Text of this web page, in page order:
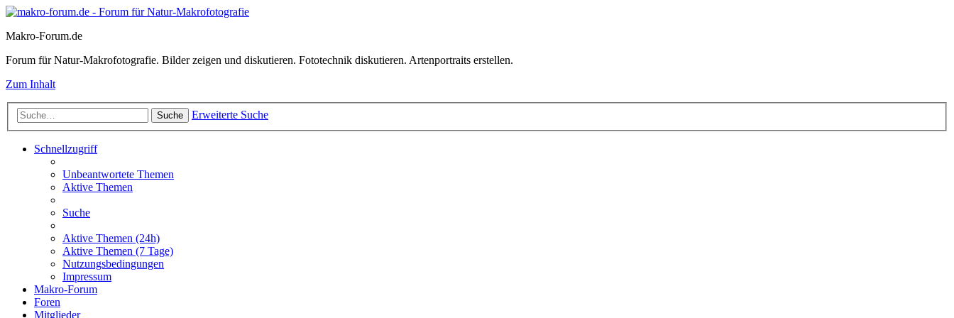
Makro-Forum.de
Forum für Natur-Makrofotografie. Bilder zeigen und diskutieren. Fototechnik diskutieren. Artenportraits erstellen.
Zum Inhalt
Suche Erweiterte Suche
Schnellzugriff
Unbeantwortete Themen
Aktive Themen
Suche
Aktive Themen (24h)
Aktive Themen (7 Tage)
Nutzungsbedingungen
Impressum
Makro-Forum
Foren
Mitglieder